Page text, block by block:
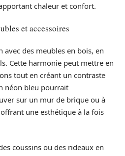
chaleur et confort.
et accessoires
avec des meubles en bois, en
Cette harmonie peut mettre en
tout en créant un contraste
néon bleu pourrait
sur un mur de brique ou à
une esthétique à la fois
coussins ou des rideaux en